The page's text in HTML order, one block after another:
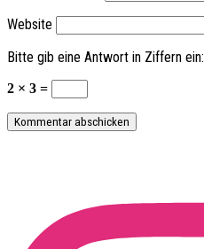
Website
Bitte gib eine Antwort in Ziffern ein:
2 × 3 =